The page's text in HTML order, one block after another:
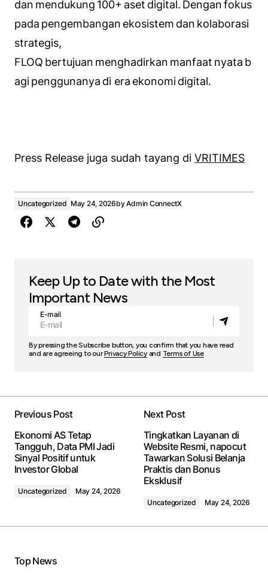
dan mendukung 100+ aset digital. Dengan fokus
pada pengembangan ekosistem dan kolaborasi
strategis,
FLOQ bertujuan menghadirkan manfaat nyata b
agi penggunanya di era ekonomi digital.
Press Release juga sudah tayang di VRITIMES
Uncategorized May 24, 2026byAdmin ConnectX
Keep Up to Date with the Most
Important News
E-mail
By pressing the Subscribe button, you confirm that you have read
and are agreeing to ourPrivacy Policyand Terms of Use
Previous Post
Ekonomi AS Tetap
Tangguh, Data PMI Jadi
Sinyal Positif untuk
Investor Global
Uncategorized May 24, 2026
Next Post
Tingkatkan Layanan di
Website Resmi, napocut
Tawarkan Solusi Belanja
Praktis dan Bonus
Eksklusif
Uncategorized May 24, 2026
Top News